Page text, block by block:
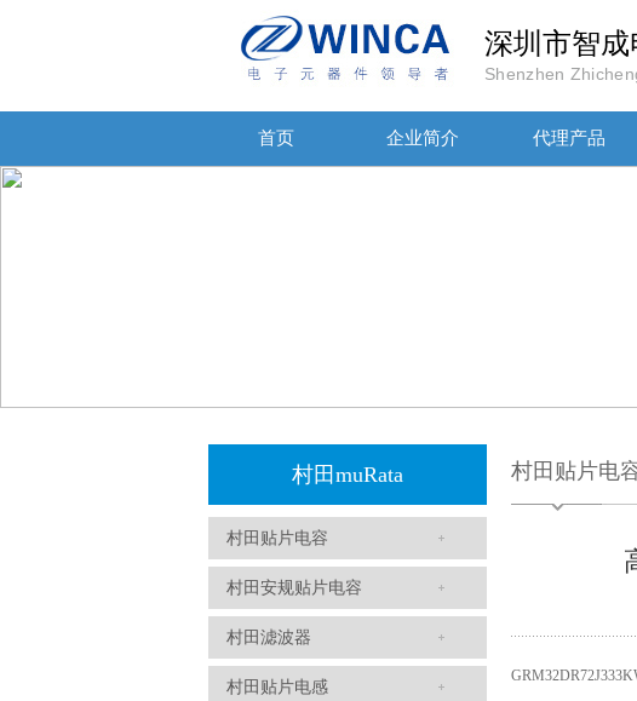
深圳市智成
Shenzhen
首页 企业简介 代理产品
村田muRata
村田贴片电容
村田安规贴片电容
村田滤波器
村田贴片电感
JOHANSON代理商供应贴片电容500R07S2R2BV4T
村田贴片电